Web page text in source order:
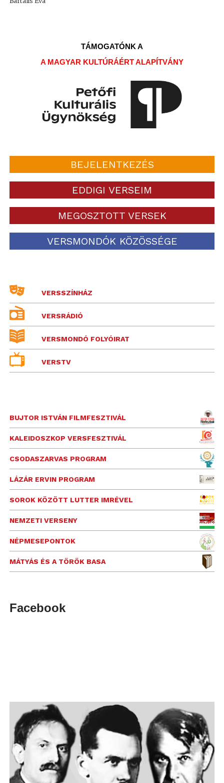
TÁMOGATÓNK A
A MAGYAR KULTÚRÁÉRT ALAPÍTVÁNY
BEJELENTKEZÉS
EDDIGI VERSEIM
MEGOSZTOTT VERSEK
VERSMONDÓK KÖZÖSSÉGE
VERSSZÍNHÁZ
VERSRÁDIÓ
VERSMONDÓ FOLYÓIRAT
VERSTV
BUJTOR ISTVÁN FILMFESZTIVÁL
KALEIDOSZKOP VERSFESZTIVÁL
CSODASZARVAS PROGRAM
LÁZÁR ERVIN PROGRAM
SOROK KÖZÖTT LUTTER IMRÉVEL
NEMZETI VERSENY
NÉPMESEPONTOK
MÁTYÁS ÉS A TÖRÖK BASA
Facebook